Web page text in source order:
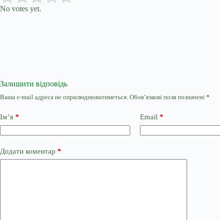
No votes yet.
Залишити відповідь
Ваша e-mail адреса не оприлюднюватиметься. Обов’язкові поля позначені *
Ім’я * Email *
Додати коментар *